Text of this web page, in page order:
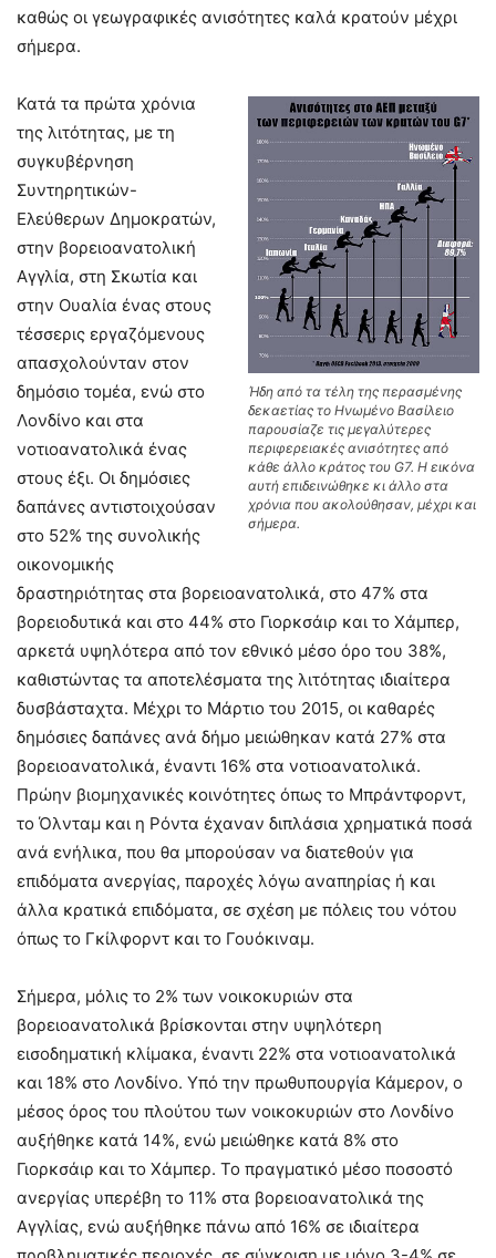
καθώς οι γεωγραφικές ανισότητες καλά κρατούν μέχρι
σήμερα.
Ήδη από τα τέλη της περασμένης
δεκαετίας το Ηνωμένο Βασίλειο
παρουσίαζε τις μεγαλύτερες
περιφερειακές ανισότητες από
κάθε άλλο κράτος του G7. Η εικόνα
αυτή επιδεινώθηκε κι άλλο στα
χρόνια που ακολούθησαν, μέχρι και
σήμερα.
Κατά τα πρώτα χρόνια
της λιτότητας, με τη
συγκυβέρνηση
Συντηρητικών-
Ελεύθερων Δημοκρατών,
στην βορειοανατολική
Αγγλία, στη Σκωτία και
στην Ουαλία ένας στους
τέσσερις εργαζόμενους
απασχολούνταν στον
δημόσιο τομέα, ενώ στο
Λονδίνο και στα
νοτιοανατολικά ένας
στους έξι. Οι δημόσιες
δαπάνες αντιστοιχούσαν
στο 52% της συνολικής
οικονομικής
δραστηριότητας στα βορειοανατολικά, στο 47% στα
βορειοδυτικά και στο 44% στο Γιορκσάιρ και το Χάμπερ,
αρκετά υψηλότερα από τον εθνικό μέσο όρο του 38%,
καθιστώντας τα αποτελέσματα της λιτότητας ιδιαίτερα
δυσβάσταχτα. Μέχρι το Μάρτιο του 2015, οι καθαρές
δημόσιες δαπάνες ανά δήμο μειώθηκαν κατά 27% στα
βορειοανατολικά, έναντι 16% στα νοτιοανατολικά.
Πρώην βιομηχανικές κοινότητες όπως το Μπράντφορντ,
το Όλνταμ και η Ρόντα έχαναν διπλάσια χρηματικά ποσά
ανά ενήλικα, που θα μπορούσαν να διατεθούν για
επιδόματα ανεργίας, παροχές λόγω αναπηρίας ή και
άλλα κρατικά επιδόματα, σε σχέση με πόλεις του νότου
όπως το Γκίλφορντ και το Γουόκιναμ.
Σήμερα, μόλις το 2% των νοικοκυριών στα
βορειοανατολικά βρίσκονται στην υψηλότερη
εισοδηματική κλίμακα, έναντι 22% στα νοτιοανατολικά
και 18% στο Λονδίνο. Υπό την πρωθυπουργία Κάμερον, ο
μέσος όρος του πλούτου των νοικοκυριών στο Λονδίνο
αυξήθηκε κατά 14%, ενώ μειώθηκε κατά 8% στο
Γιορκσάιρ και το Χάμπερ. Το πραγματικό μέσο ποσοστό
ανεργίας υπερέβη το 11% στα βορειοανατολικά της
Αγγλίας, ενώ αυξήθηκε πάνω από 16% σε ιδιαίτερα